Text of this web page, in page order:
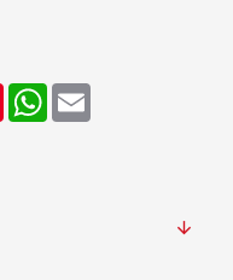
PinterestWhatsApp
Email